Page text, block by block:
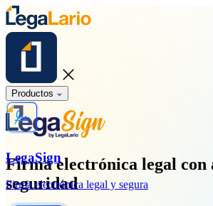
Productos
LegaSign
Firma electrónica legal y segura
Firma electrónica legal con
seguridad